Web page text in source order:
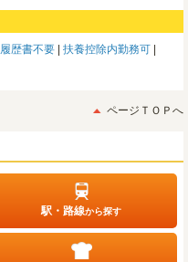
履歴書不要
扶養控除内勤務可
ページＴＯＰへ
駅・路線から探す